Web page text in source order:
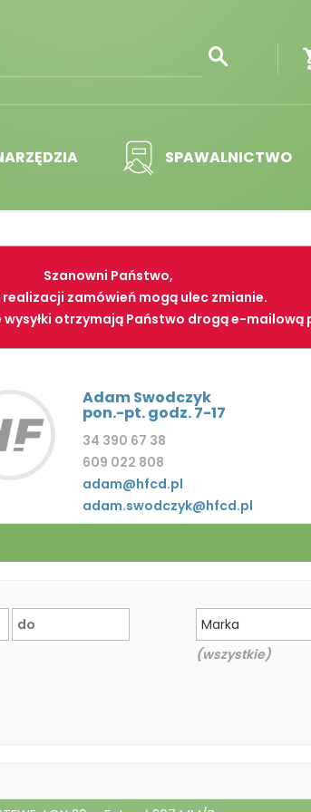
SPAWALNICTWO
Szanowni Państwo,
zamówień mogą ulec zmianie.
otrzymają Państwo drogą e-mailową
Adam Swodczyk
pon.-pt. godz. 7-17
34 390 67 38
609 022 808
adam@hfcd.pl
adam.swodczyk@hfcd.pl
Marka
(wszystkie)